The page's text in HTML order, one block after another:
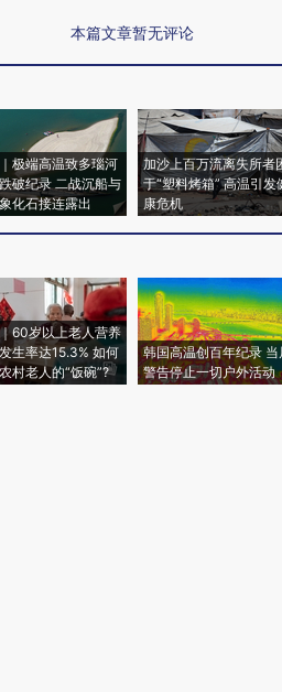
本篇文章暂无评论
极端高温致多瑙河
破纪录 二战沉船与
化石接连露出
加沙上百万流离失所者
于“塑料烤箱” 高温引发
康危机
60岁以上老人营养
生率达15.3% 如何
村老人的“饭碗”?
韩国高温创百年纪录 当
警告停止一切户外活动